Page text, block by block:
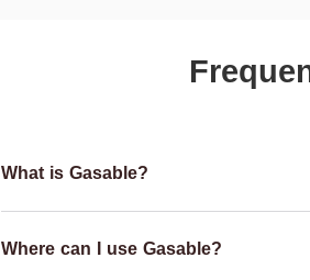
What is Gasable?
Where can I use Gasable?